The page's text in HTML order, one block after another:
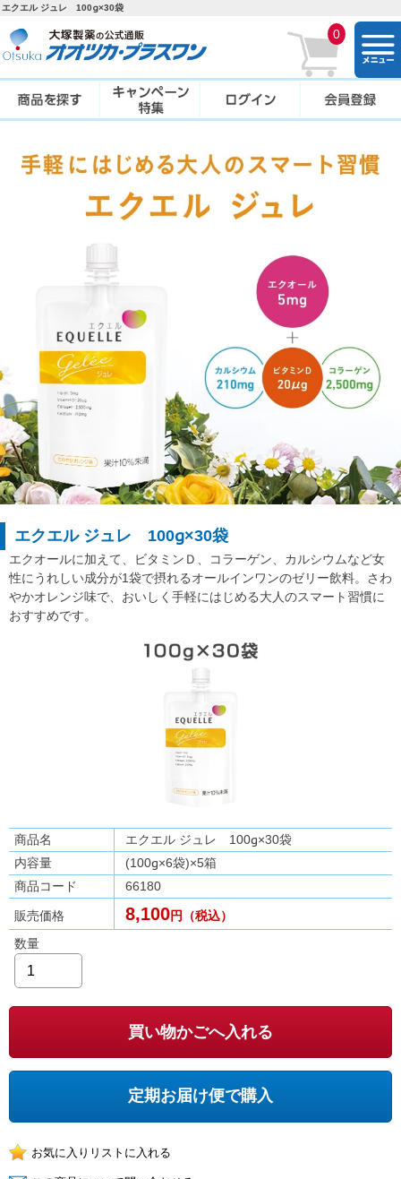
エクエル ジュレ 100g×30袋
0
エクエル ジュレ 100g×30袋
エクオールに加えて、ビタミンＤ、コラーゲン、カルシウムなど女
性にうれしい成分が1袋で摂れるオールインワンのゼリー飲料。さわ
やかオレンジ味で、おいしく手軽にはじめる大人のスマート習慣に
おすすめです。
商品名
エクエル ジュレ 100g×30袋
内容量
(100g×6袋)×5箱
商品コード
66180
販売価格 8,100円（税込）
数量
買い物かごへ入れる
定期お届け便で購入